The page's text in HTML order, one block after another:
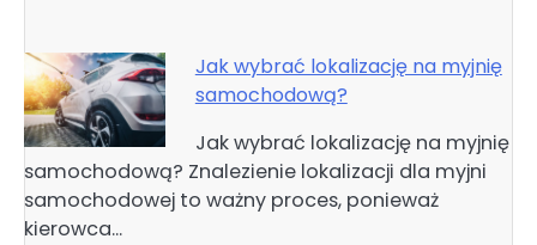
Jak wybrać lokalizację na myjnię
samochodową?
Jak wybrać lokalizację na myjnię
samochodową? Znalezienie lokalizacji dla myjni
samochodowej to ważny proces, ponieważ
kierowca…